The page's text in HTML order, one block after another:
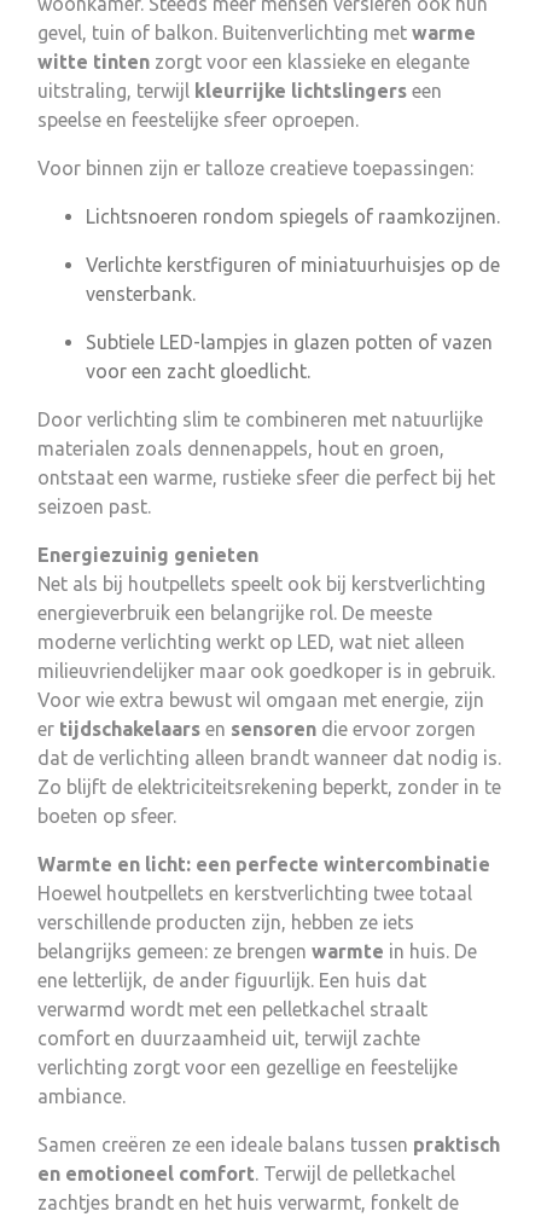
gevel, tuin of balkon. Buitenverlichting met warme
witte tinten zorgt voor een klassieke en elegante
uitstraling, terwijl kleurrijke lichtslingers een
speelse en feestelijke sfeer oproepen.
Voor binnen zijn er talloze creatieve toepassingen:
Lichtsnoeren rondom spiegels of raamkozijnen.
Verlichte kerstfiguren of miniatuurhuisjes op de
vensterbank.
Subtiele LED-lampjes in glazen potten of vazen
voor een zacht gloedlicht.
Door verlichting slim te combineren met natuurlijke
materialen zoals dennenappels, hout en groen,
ontstaat een warme, rustieke sfeer die perfect bij het
seizoen past.
Energiezuinig genieten
Net als bij houtpellets speelt ook bij kerstverlichting
energieverbruik een belangrijke rol. De meeste
moderne verlichting werkt op LED, wat niet alleen
milieuvriendelijker maar ook goedkoper is in gebruik.
Voor wie extra bewust wil omgaan met energie, zijn
er tijdschakelaars en sensoren die ervoor zorgen
dat de verlichting alleen brandt wanneer dat nodig is.
Zo blijft de elektriciteitsrekening beperkt, zonder in te
boeten op sfeer.
Warmte en licht: een perfecte wintercombinatie
Hoewel houtpellets en kerstverlichting twee totaal
verschillende producten zijn, hebben ze iets
belangrijks gemeen: ze brengen warmte in huis. De
ene letterlijk, de ander figuurlijk. Een huis dat
verwarmd wordt met een pelletkachel straalt
comfort en duurzaamheid uit, terwijl zachte
verlichting zorgt voor een gezellige en feestelijke
ambiance.
Samen creëren ze een ideale balans tussen praktisch
en emotioneel comfort. Terwijl de pelletkachel
zachtjes brandt en het huis verwarmt, fonkelt de